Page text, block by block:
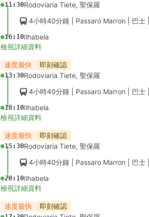
11:30Rodoviaria Tiete, 聖保羅
4小時40分鐘 | Passaro Marron 巴士
16:10Ilhabela
檢視詳細資料
速度最快 即刻確認
13:30Rodoviaria Tiete, 聖保羅
4小時40分鐘 | Passaro Marron 巴士
18:10Ilhabela
檢視詳細資料
速度最快 即刻確認
15:30Rodoviaria Tiete, 聖保羅
4小時40分鐘 | Passaro Marron 巴士
20:10Ilhabela
檢視詳細資料
速度最快 即刻確認